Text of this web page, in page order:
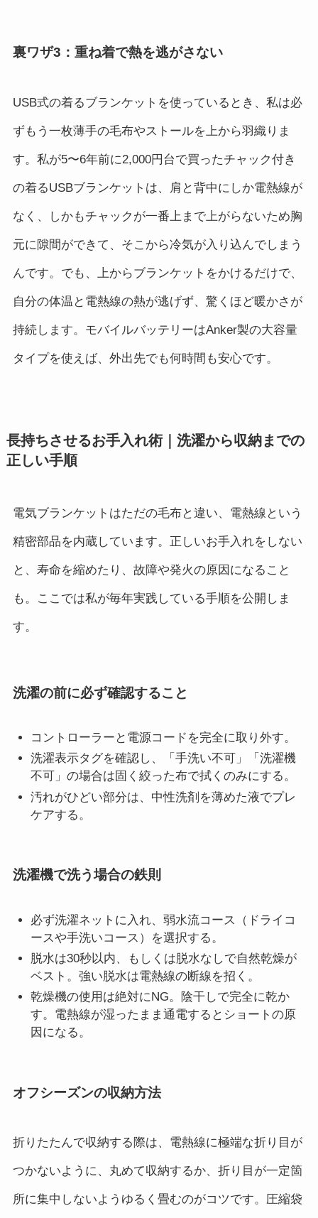
裏ワザ3：重ね着で熱を逃がさない
USB式の着るブランケットを使っているとき、私は必
ずもう一枚薄手の毛布やストールを上から羽織りま
す。私が5〜6年前に2,000円台で買ったチャック付き
の着るUSBブランケットは、肩と背中にしか電熱線が
なく、しかもチャックが一番上まで上がらないため胸
元に隙間ができて、そこから冷気が入り込んでしまう
んです。でも、上からブランケットをかけるだけで、
自分の体温と電熱線の熱が逃げず、驚くほど暖かさが
持続します。モバイルバッテリーはAnker製の大容量
タイプを使えば、外出先でも何時間も安心です。
長持ちさせるお手入れ術｜洗濯から収納までの
正しい手順
電気ブランケットはただの毛布と違い、電熱線という
精密部品を内蔵しています。正しいお手入れをしない
と、寿命を縮めたり、故障や発火の原因になること
も。ここでは私が毎年実践している手順を公開しま
す。
洗濯の前に必ず確認すること
コントローラーと電源コードを完全に取り外す。
洗濯表示タグを確認し、「手洗い不可」「洗濯機
不可」の場合は固く絞った布で拭くのみにする。
汚れがひどい部分は、中性洗剤を薄めた液でプレ
ケアする。
洗濯機で洗う場合の鉄則
必ず洗濯ネットに入れ、弱水流コース（ドライコ
ースや手洗いコース）を選択する。
脱水は30秒以内、もしくは脱水なしで自然乾燥が
ベスト。強い脱水は電熱線の断線を招く。
乾燥機の使用は絶対にNG。陰干しで完全に乾か
す。電熱線が湿ったまま通電するとショートの原
因になる。
オフシーズンの収納方法
折りたたんで収納する際は、電熱線に極端な折り目が
つかないように、丸めて収納するか、折り目が一定箇
所に集中しないようゆるく畳むのがコツです。圧縮袋